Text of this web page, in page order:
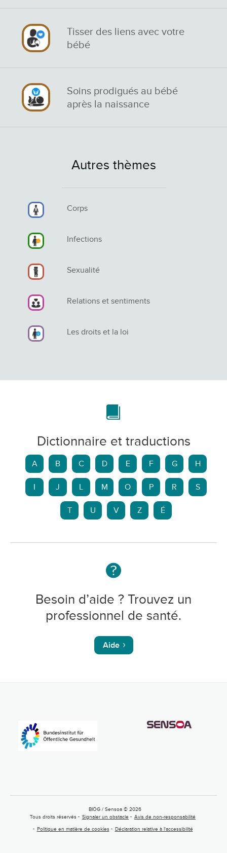
Tisser des liens avec votre
bébé
Soins prodigués au bébé
après la naissance
Autres thèmes
Corps
Infections
Sexualité
Relations et sentiments
Les droits et la loi
Dictionnaire et traductions
A B C D E F G H
J L M O P R S
T U V Z É
Besoin d’aide ? Trouvez un
professionnel de santé.
Aide
BIÖG / Sensoa © 2026
Tous droits réservés
Signaler un obstacle Avis de non-responsabilité
Politique en matière de cookies Déclaration relative à l'accessibilité